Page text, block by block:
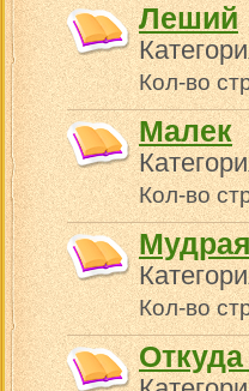
Леший
Кол-во
Малек
Кол-во
Кол-во